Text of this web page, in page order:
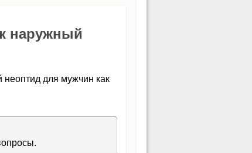
наружный
неоптид для мужчин как